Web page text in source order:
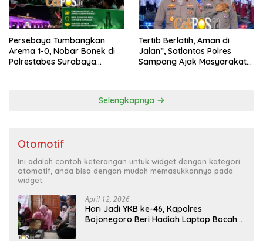
Persebaya Tumbangkan
Arema 1-0, Nobar Bonek di
Polrestabes Surabaya
Tertib Berlatih, Aman di
Jalan”, Satlantas Polres
Sampang Ajak Masyarakat
Selengkapnya
Otomotif
Ini adalah contoh keterangan untuk widget dengan kategori
otomotif, anda bisa dengan mudah memasukkannya pada
widget.
April 12, 2026
Hari Jadi YKB ke-46, Kapolres
Bojonegoro Beri Hadiah Laptop Bocah